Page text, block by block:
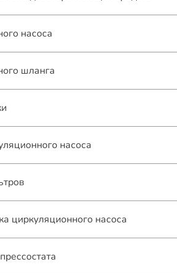
насоса
шланга
насоса
циркуляционного насоса